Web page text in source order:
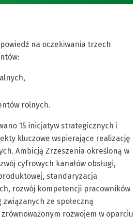
na oczekiwania trzech
rolnych.
15 inicjatyw strategicznych i
kluczowe wspierające realizację
Ambicją Zrzeszenia określoną w
cyfrowych kanałów obsługi,
standaryzacja
rozwój kompetencji pracowników
związanych ze społeczną
rozwojem w oparciu